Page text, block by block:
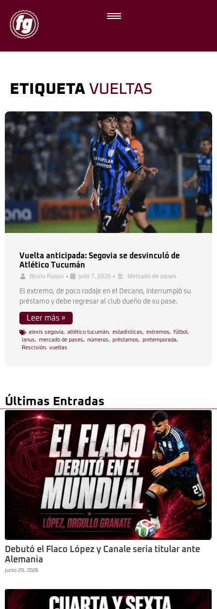
ETIQUETA VUELTAS
Vuelta anticipada: Segovia se desvinculó de
Atlético Tucumán
Bruno Russo • julio 7, 2026 • Mercado de pases
El extremo, de poco rodaje en el Decano, interrumpió su
préstamo y debe regresar al club dueño de su pase.
Leer más »
alexis segovia, atlético tucumán, estadísticas, extremos, fútbol ,
lanus, mercado de pases, números, préstamos, pretemporada,
Rescisión, vueltas
Últimas Entradas
Debutó el Flaco López y Canale sería titular ante
Alemania
junio 29, 2026